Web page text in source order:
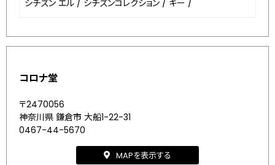
シチズン エル / シチズンコレクション / キー /
コロナ堂
〒2470056
神奈川県 鎌倉市 大船1-22-31
0467-44-5670
MAPを表示する